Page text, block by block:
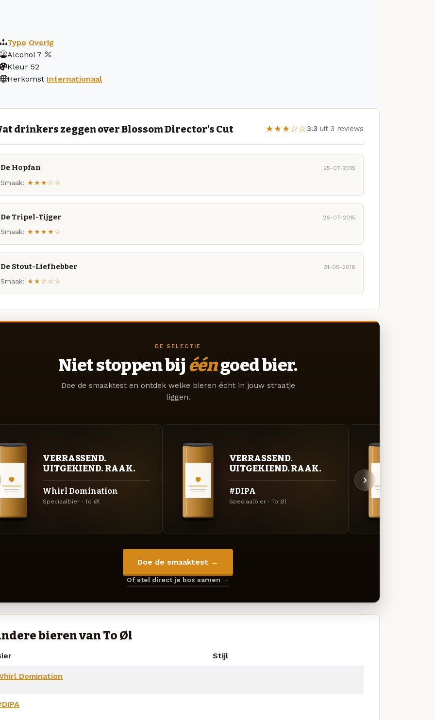
Type Overig
Alcohol 7
Kleur 52
Herkomst Internationaal
drinkers zeggen over Blossom Director's Cut ★★★☆☆3.3 uit 3 reviews
De Hopfan 25-07-2015
Smaak: ★★★☆☆
De Tripel-Tijger 26-07-2015
Smaak: ★★★★☆
De Stout-Liefhebber 31-05-2016
Smaak: ★★☆☆☆
DE SELECTIE
Niet stoppen bij ééngoed bier.
Doe de smaaktest en ontdek welke bieren écht in jouw straatje
liggen.
VERRASSEND.
UITGEKIEND. RAAK.
Whirl Domination
Speciaalbier · To Øl
VERRASSEND.
UITGEKIEND. RAAK.
#DIPA
Speciaalbier · To Øl
Doe de smaaktest →
Of stel direct je box samen →
bieren van To Øl
Stijl
Domination